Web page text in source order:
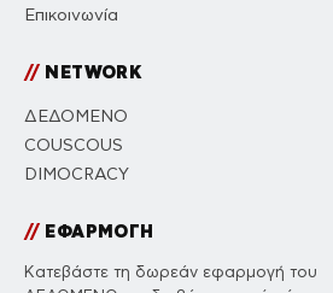
Επικοινωνία
//NETWORK
ΔΕΔΟΜΕΝΟ
COUSCOUS
DIMOCRACY
//ΕΦΑΡΜΟΓΗ
Κατεβάστε τη δωρεάν εφαρμογή του